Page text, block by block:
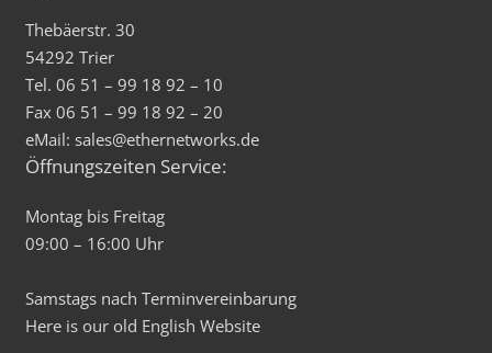
Thebäerstr. 30
54292 Trier
Tel. 06 51 – 99 18 92 – 10
Fax 06 51 – 99 18 92 – 20
eMail: sales@ethernetworks.de
Öffnungszeiten Service:
Montag bis Freitag
09:00 – 16:00 Uhr
Samstags nach Terminvereinbarung
Here is our old English Website